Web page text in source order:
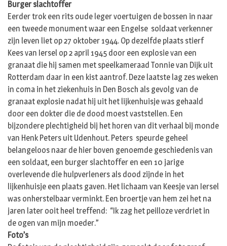
Burger slachtoffer
Eerder trok een rits oude leger voertuigen de bossen in naar
een tweede monument waar een Engelse soldaat verkenner
zijn leven liet op 27 oktober 1944. Op dezelfde plaats stierf
Kees van Iersel op 2 april 1945 door een explosie van een
granaat die hij samen met speelkameraad Tonnie van Dijk uit
Rotterdam daar in een kist aantrof. Deze laatste lag zes weken
in coma in het ziekenhuis in Den Bosch als gevolg van de
granaat explosie nadat hij uit het lijkenhuisje was gehaald
door een dokter die de dood moest vaststellen. Een
bijzondere plechtigheid bij het horen van dit verhaal bij monde
van Henk Peters uit Udenhout. Peters speurde geheel
belangeloos naar de hier boven genoemde geschiedenis van
een soldaat, een burger slachtoffer en een 10 jarige
overlevende die hulpverleners als dood zijnde in het
lijkenhuisje een plaats gaven. Het lichaam van Keesje van Iersel
was onherstelbaar verminkt. Een broertje van hem zei het na
jaren later ooit heel treffend: “Ik zag het peilloze verdriet in
de ogen van mijn moeder.”
Foto’s